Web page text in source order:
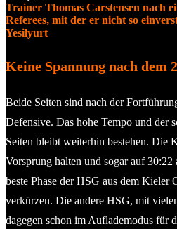
Trainer Thomas Carstensen nach
Referees, mit der er nicht so
Yesilyurt
Keine Spannung nach dem
Beide Seiten sind nach der
Defensive. Das hohe Tempo und der
Seiten bleibt weiterhin bestehen. Die
Vorsprung halten und sogar auf
beste Phase der HSG aus dem Kieler
verkürzen. Die andere HSG, mit
dagegen schon im Auflademodus für